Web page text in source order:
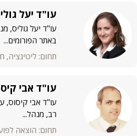
עו"ד יעל
עו"ד יעל גוליס,
באתר הפורומים...
תחום: ליטיגציה,
עו"ד אבי
עו"ד אבי קיסוס,
רב, מנהל...
תחום: הוצאה